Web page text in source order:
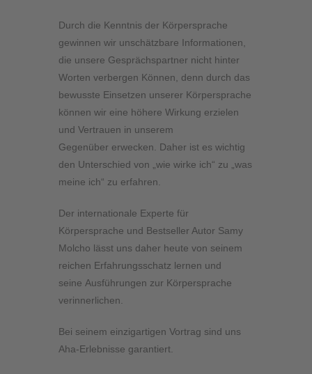
Durch die Kenntnis der Körpersprache
gewinnen wir unschätzbare Informationen,
die unsere Gesprächspartner nicht hinter
Worten verbergen Können, denn durch das
bewusste Einsetzen unserer Körpersprache
können wir eine höhere Wirkung erzielen
und Vertrauen in unserem
Gegenüber erwecken. Daher ist es wichtig
den Unterschied von „wie wirke ich“ zu „was
meine ich“ zu erfahren.
Der internationale Experte für
Körpersprache und Bestseller Autor Samy
Molcho lässt uns daher heute von seinem
reichen Erfahrungsschatz lernen und
seine Ausführungen zur Körpersprache
verinnerlichen.
Bei seinem einzigartigen Vortrag sind uns
Aha-Erlebnisse garantiert.